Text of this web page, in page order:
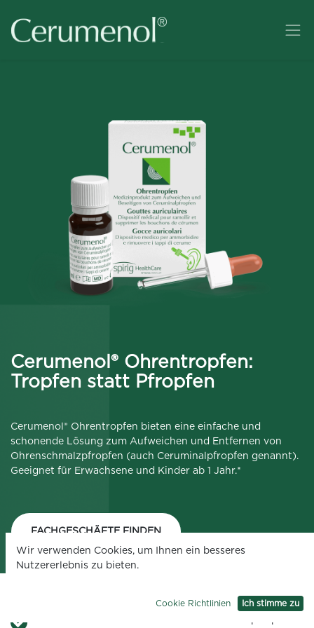
Cerumenol® Ohrentropfen:
Tropfen statt Pfropfen
Cerumenol® Ohrentropfen bieten eine einfache und
schonende Lösung zum Aufweichen und Entfernen von
Ohrenschmalzpfropfen (auch Ceruminalpfropfen genannt).
Geeignet für Erwachsene und Kinder ab 1 Jahr.*
FACHGESCHÄFTE FINDEN
Wir verwenden Cookies, um Ihnen ein besseres
Nutzererlebnis zu bieten.
Cookie Richtlinien Ich stimme zu